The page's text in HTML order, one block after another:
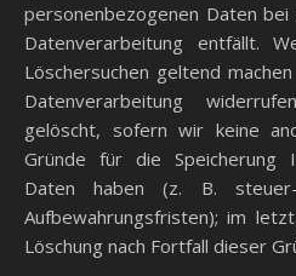
personenbezogenen Daten
Datenverarbeitung entfällt.
Löschersuchen geltend
Datenverarbeitung
gelöscht, sofern wir keine
Gründe für die Speicherung
Daten haben (z. B.
Aufbewahrungsfristen); im
Löschung nach Fortfall dieser